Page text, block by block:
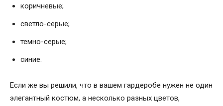
коричневые;
светло-серые;
темно-серые;
синие.
Если же вы решили, что в вашем гардеробе нужен не один
элегантный костюм, а несколько разных цветов,